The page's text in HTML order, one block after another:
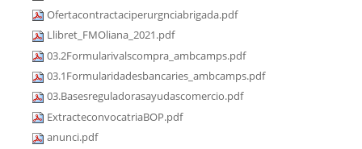
Ofertacontractaciperurgnciabrigada.pdf
Llibret_FMOliana_2021.pdf
03.2Formularivalscompra_ambcamps.pdf
03.1Formularidadesbancaries_ambcamps.pdf
03.Basesreguladorasayudascomercio.pdf
ExtracteconvocatriaBOP.pdf
anunci.pdf